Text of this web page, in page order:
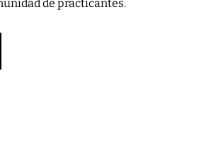
de practicantes.